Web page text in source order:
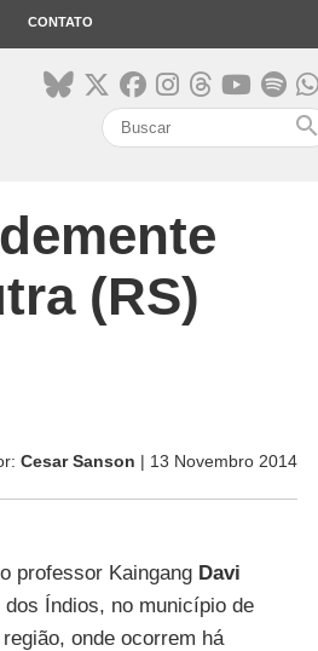
CONTATO
search
(RS)
Cesar Sanson | 13 Novembro 2014
professor Kaingang Davi
Índios, no município de
onde ocorrem há